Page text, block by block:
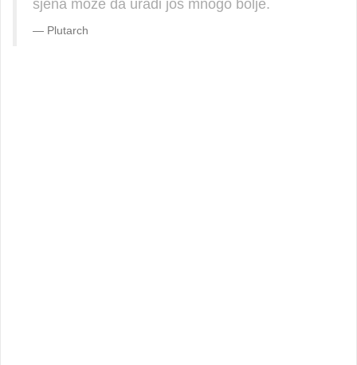
sjena može da uradi još mnogo bolje.
Plutarch